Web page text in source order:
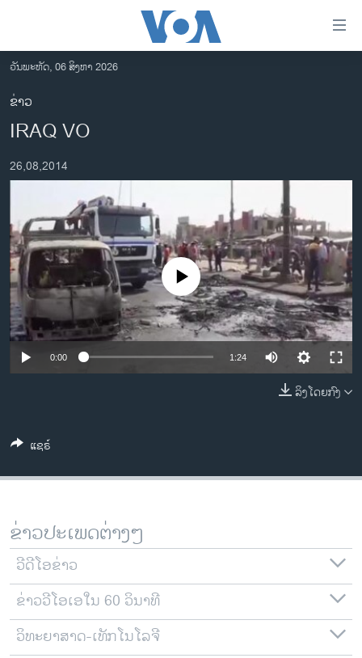
ເຂົ້າ
ຫາ
ຂ້າມ
ຂ້າມ
ໄປ
ຄົ້ນ
ອາເມຣິກາ
ການເລືອກຕັ້ງ ປະທານາທີບໍດີ ສະຫະລັດ 2024
ໂລກ
ເອເຊຍ
ອິດສະຫຼະພາບດ້ານການຂ່າວ
ຊີວິດຊາວລາວ
ຊຸມຊົນຊາວລາວ
ວິທະຍາສາດ-ເທັກໂນໂລຈີ
ພາສາອັງກິດ
ລາຍການກະຈາຍສຽງ
ລາຍງານ
ຕິດຕາມພວກເຮົາ ທີ່
ພາສາຕ່າງໆ
ວັນພະຫັດ, 06 ສິງຫາ 2026
ຂ່າວ
IRAQ VO
26,08,2014
No media source currently available
0:00 1:24
ລິງໂດຍກົງ
ແຊຣ໌
ຂ່າວປະເພດຕ່າງໆ
ວີດີໂອຂ່າວ
ຂ່າວວີໂອເອໃນ 60 ວິນາທີ
ວິທະຍາສາດ-ເທັກໂນໂລຈີ